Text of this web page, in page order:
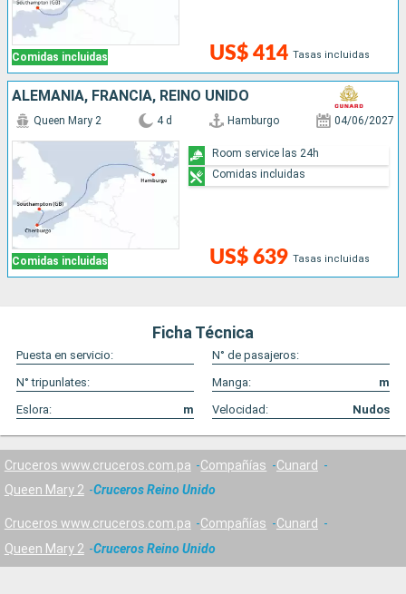
Comidas incluidas US$ 414 Tasas incluidas
ALEMANIA, FRANCIA, REINO UNIDO
Comidas incluidas
Queen Mary 2 4 d Hamburgo 04/06/2027
US$ 639 Tasas incluidas
Room service las 24h
Comidas incluidas
Ficha Técnica
Puesta en servicio:
N° de pasajeros:
N° tripunlates:
Manga:
m
Eslora:
m Velocidad: Nudos
Cruceros www.cruceros.com.pa Compañías
Cunard
Queen Mary 2
Cruceros Reino Unido
Cruceros www.cruceros.com.pa Compañías
Cunard
Queen Mary 2
Cruceros Reino Unido